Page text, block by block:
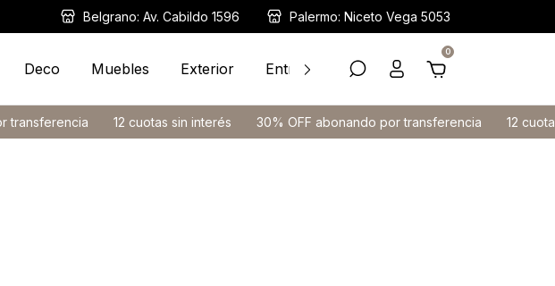
Belgrano: Av. Cabildo 1596 Palermo: Niceto Vega 5053
Deco Muebles Exterior Entrega Inmediata Ayuda
0
12 cuotas sin interés 30% OFF abonando por transferencia 12 cuotas sin interés